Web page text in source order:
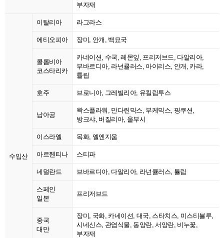
부자재
수입산
이탈리아 라그라스
에티오피아 장미, 안개, 백묘국
콜롬비아
코스타리카
카네이션, 수국, 레몬잎, 프리저브드, 다알리아,
부바르디아, 라넌큘러스, 아이리스, 안개, 카라,
튤립
호주 브로니아, 그레빌리아, 유킬립투스
남아공
왁스플라워, 만다린믹스, 부케믹스, 핑쿠션,
방크샤, 버질리아, 울부시
이스라엘 목화, 엘엔지움
아르헨티나 스티파
네덜란드 브바르디아, 다알리아, 라넌큘러스, 튤립
스페인
일본
프리저브드
중국
대만
장미, 국화, 카네이션, 대국, 스타치스, 미스티블루,
시네신스, 관엽식물, 동양란, 서양란, 비누꽃,
부자재